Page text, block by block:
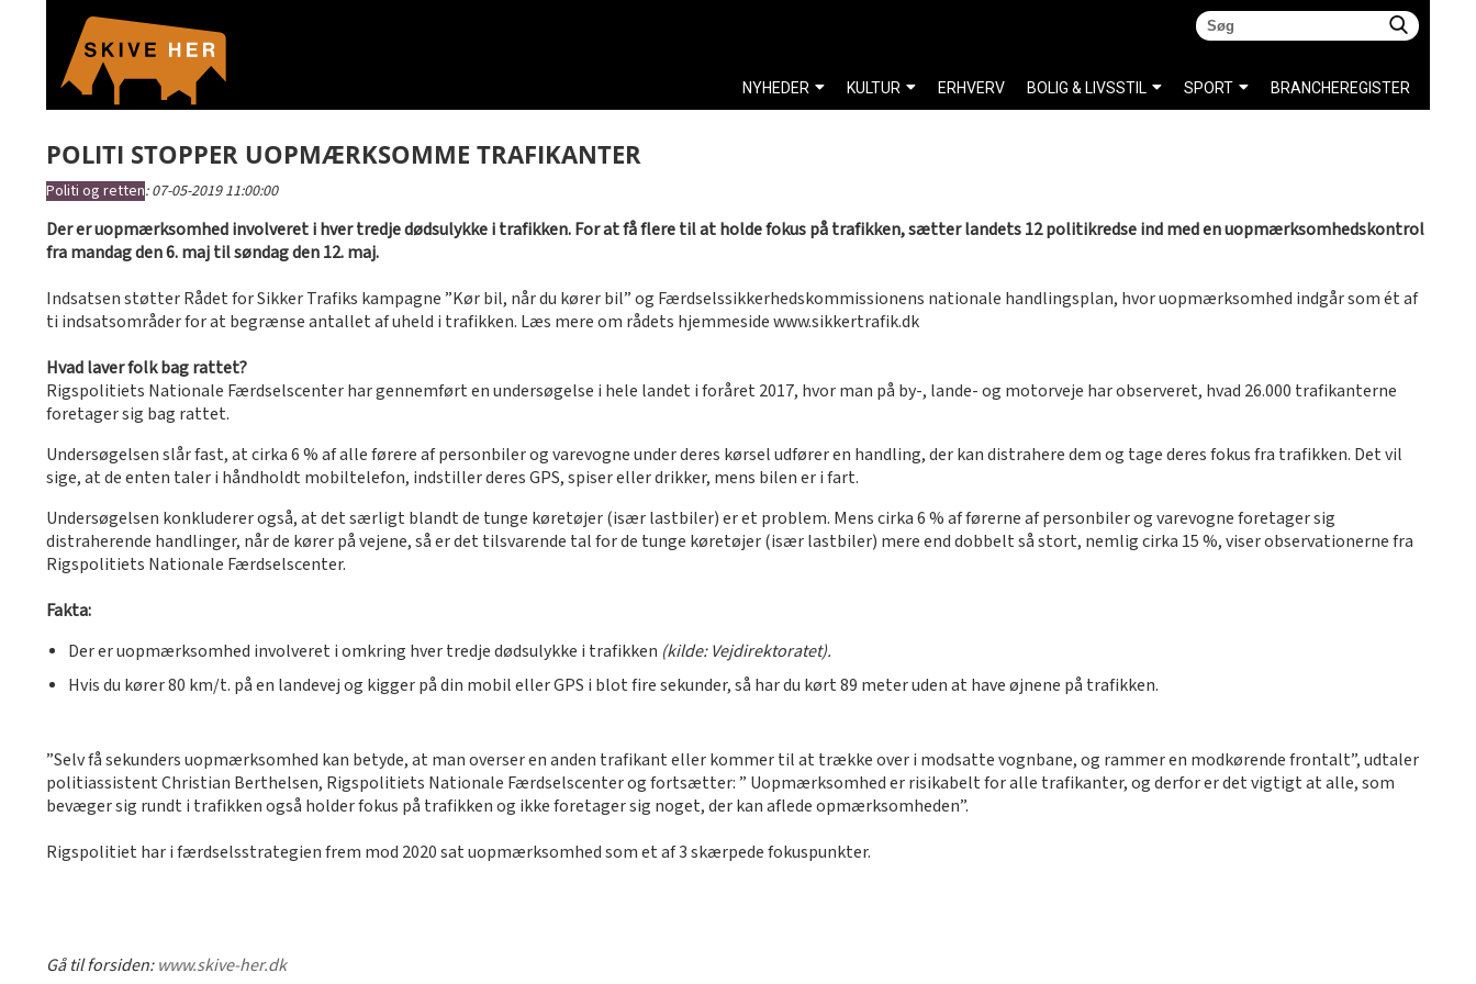
POLITI STOPPER UOPMÆRKSOMME TRAFIKANTER
Politi og retten:07-05-2019 11:00:00
Der er uopmærksomhed involveret i hver tredje dødsulykke i trafikken. For at få flere til at holde fokus på trafikken, sætter landets 12 politikredse ind med en uopmærksomhedskontrol
fra mandag den 6. maj til søndag den 12. maj.
Indsatsen støtter Rådet for Sikker Trafiks kampagne ”Kør bil, når du kører bil” og Færdselssikkerhedskommissionens nationale handlingsplan, hvor uopmærksomhed indgår som ét af
ti indsatsområder for at begrænse antallet af uheld i trafikken. Læs mere om rådets hjemmeside www.sikkertrafik.dk
Hvad laver folk bag rattet?
Rigspolitiets Nationale Færdselscenter har gennemført en undersøgelse i hele landet i foråret 2017, hvor man på by-, lande- og motorveje har observeret, hvad 26.000 trafikanterne
foretager sig bag rattet.
Undersøgelsen slår fast, at cirka 6 % af alle førere af personbiler og varevogne under deres kørsel udfører en handling, der kan distrahere dem og tage deres fokus fra trafikken. Det vil
sige, at de enten taler i håndholdt mobiltelefon, indstiller deres GPS, spiser eller drikker, mens bilen er i fart.
Undersøgelsen konkluderer også, at det særligt blandt de tunge køretøjer (især lastbiler) er et problem. Mens cirka 6 % af førerne af personbiler og varevogne foretager sig
distraherende handlinger, når de kører på vejene, så er det tilsvarende tal for de tunge køretøjer (især lastbiler) mere end dobbelt så stort, nemlig cirka 15 %, viser observationerne fra
Rigspolitiets Nationale Færdselscenter.
Fakta:
Der er uopmærksomhed involveret i omkring hver tredje dødsulykke i trafikken (kilde: Vejdirektoratet).
Hvis du kører 80 km/t. på en landevej og kigger på din mobil eller GPS i blot fire sekunder, så har du kørt 89 meter uden at have øjnene på trafikken.
”Selv få sekunders uopmærksomhed kan betyde, at man overser en anden trafikant eller kommer til at trække over i modsatte vognbane, og rammer en modkørende frontalt”, udtaler
politiassistent Christian Berthelsen, Rigspolitiets Nationale Færdselscenter og fortsætter: ” Uopmærksomhed er risikabelt for alle trafikanter, og derfor er det vigtigt at alle, som
bevæger sig rundt i trafikken også holder fokus på trafikken og ikke foretager sig noget, der kan aflede opmærksomheden”.
Rigspolitiet har i færdselsstrategien frem mod 2020 sat uopmærksomhed som et af 3 skærpede fokuspunkter.
Gå til forsiden:www.skive-her.dk
NYHEDER KULTUR ERHVERV BOLIG & LIVSSTIL SPORT BRANCHEREGISTER